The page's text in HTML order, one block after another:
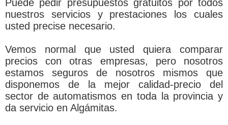
Puede pedir presupuestos gratuitos por todos
nuestros servicios y prestaciones los cuales
usted precise necesario.
Vemos normal que usted quiera comparar
precios con otras empresas, pero nosotros
estamos seguros de nosotros mismos que
disponemos de la mejor calidad-precio del
sector de automatismos en toda la provincia y
da servicio en Algámitas.